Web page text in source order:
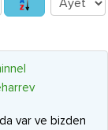
var ve bizden